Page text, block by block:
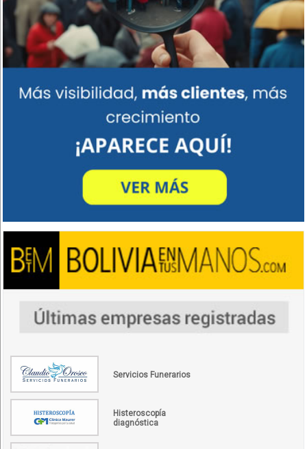
Servicios Funerarios
Histeroscopía
diagnóstica